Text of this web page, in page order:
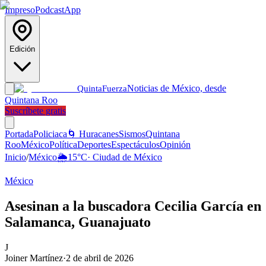
ImpresoPodcastApp
Edición
QuintaFuerzaNoticias de México, desde
Quintana Roo
Suscríbete gratis
PortadaPoliciaca 🌀 HuracanesSismosQuintana
RooMéxicoPolíticaDeportesEspectáculosOpinión
Inicio/México🌦️15°C· Ciudad de México
México
Asesinan a la buscadora Cecilia García en
Salamanca, Guanajuato
J
Joiner Martínez·2 de abril de 2026